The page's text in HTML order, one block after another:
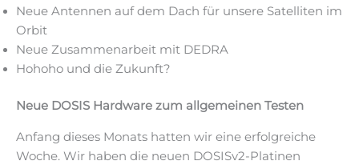
Neue Antennen auf dem Dach für unsere Satelliten im
Orbit
Neue Zusammenarbeit mit DEDRA
Hohoho und die Zukunft?
Neue DOSIS Hardware zum allgemeinen Testen
Anfang dieses Monats hatten wir eine erfolgreiche
Woche. Wir haben die neuen DOSISv2-Platinen